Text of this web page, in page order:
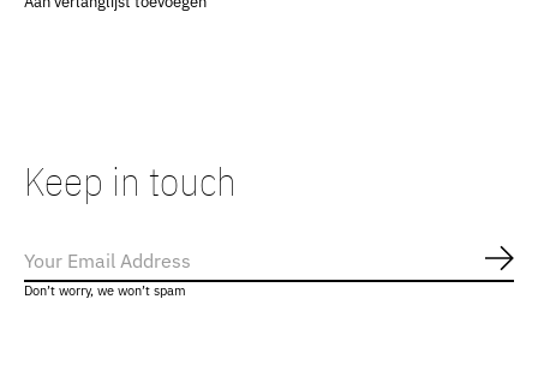
Keep in touch
Don’t worry, we won’t spam